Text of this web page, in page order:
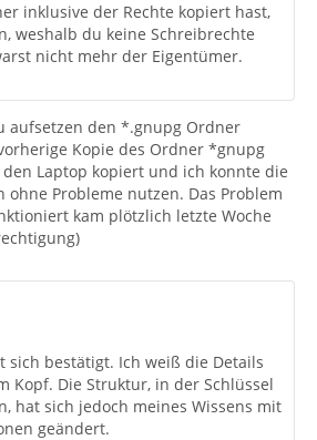
inklusive der Rechte kopiert hast,
weshalb du keine Schreibrechte
nicht mehr der Eigentümer.
aufsetzen den *.gnupg Ordner
Kopie des Ordner *gnupg
Laptop kopiert und ich konnte die
ohne Probleme nutzen. Das Problem
kam plötzlich letzte Woche
sich bestätigt. Ich weiß die Details
Kopf. Die Struktur, in der Schlüssel
hat sich jedoch meines Wissens mit
geändert.